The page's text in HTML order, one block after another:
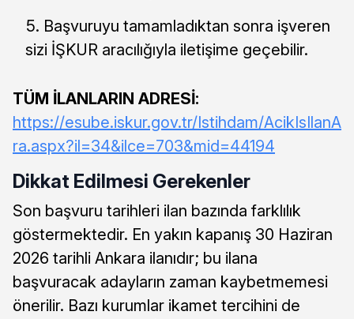
Başvuruyu tamamladıktan sonra işveren
sizi İŞKUR aracılığıyla iletişime geçebilir.
TÜM İLANLARIN ADRESİ:
https://esube.iskur.gov.tr/Istihdam/AcikIsIlanA
ra.aspx?il=34&ilce=703&mid=44194
Dikkat Edilmesi Gerekenler
Son başvuru tarihleri ilan bazında farklılık
göstermektedir. En yakın kapanış 30 Haziran
2026 tarihli Ankara ilanıdır; bu ilana
başvuracak adayların zaman kaybetmemesi
önerilir. Bazı kurumlar ikamet tercihini de